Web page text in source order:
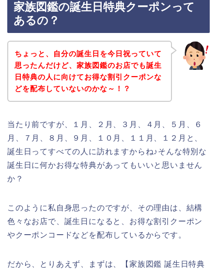
家族図鑑の誕生日特典クーポンって
あるの？
ちょっと、自分の誕生日を今日祝っていて
思ったんだけど、家族図鑑のお店でも誕生
日特典の人に向けてお得な割引クーポンな
どを配布していないのかな～！？
当たり前ですが、１月、２月、３月、４月、５月、６
月、７月、８月、９月、１０月、１１月、１２月と、
誕生日ってすべての人に訪れますからね♪そんな特別な
誕生日に何かお得な特典があってもいいと思いません
か？
このように私自身思ったのですが、その理由は、結構
色々なお店で、誕生日になると、お得な割引クーポン
やクーポンコードなどを配布しているからです。
だから、とりあえず、まずは、【家族図鑑 誕生日特典